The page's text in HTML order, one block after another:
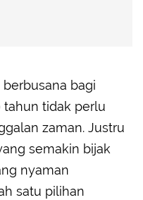
berbusana bagi
tidak perlu
zaman. Justru
semakin bijak
nyaman
satu pilihan